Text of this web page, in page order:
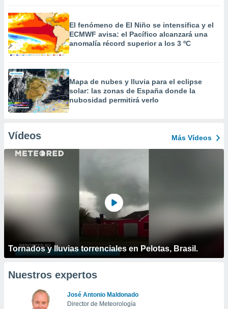
El fenómeno de El Niño se intensifica y el
ECMWF avisa: el Pacífico alcanzará una
anomalía récord superior a los 3 ºC
Mapa de nubes y lluvia para el eclipse
solar: las zonas de España donde la
nubosidad permitirá verlo
Vídeos Más Vídeos
Tornados y lluvias torrenciales en Pelotas, Brasil.
Nuestros expertos
José Antonio Maldonado
Director de Meteorología